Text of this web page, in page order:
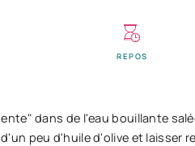
REPOS
dans de l'eau bouillante
peu d'huile d'olive et